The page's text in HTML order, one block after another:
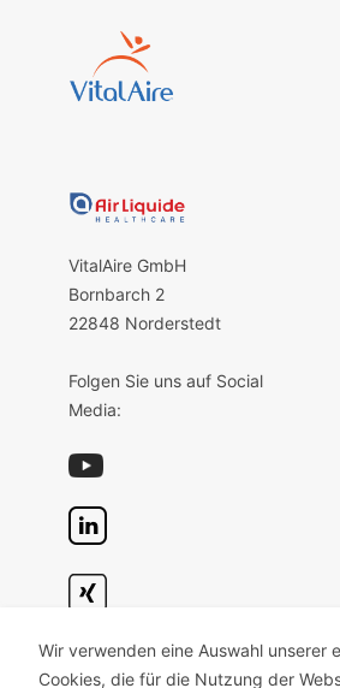
VitalAire GmbH
Bornbarch 2
22848 Norderstedt
Folgen Sie uns auf Social
Media:
Wir verwenden eine Auswahl unserer
Cookies, die für die Nutzung der